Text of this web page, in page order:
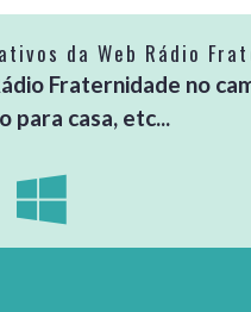
da Web Rádio
Fraternidade no
para casa, etc...